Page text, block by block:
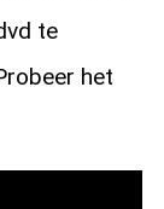
te
het